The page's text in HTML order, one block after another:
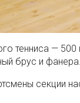
тенниса —
брус и фанера.
секции